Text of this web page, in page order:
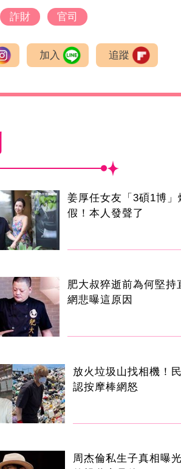
詐財 官司
加入 追蹤
姜厚任女友「3碩1博」
假！本人發聲了
肥大叔猝逝前為何堅持
網悲曝這原因
放火垃圾山找相機！
認按摩棒網怒
周杰倫私生子真相曝